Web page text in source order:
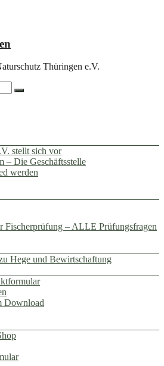
Thüringen e.V.
stellt sich vor
– Die Geschäftsstelle
werden
Fischerprüfung – ALLE Prüfungsfragen
Hege und Bewirtschaftung
Download